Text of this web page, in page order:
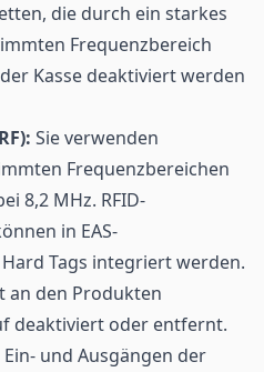
die durch ein starkes
Frequenzbereich
Kasse deaktiviert werden
Sie verwenden
Frequenzbereichen
8,2 MHz. RFID-
in EAS-
Tags integriert werden.
an den Produkten
deaktiviert oder entfernt.
und Ausgängen der